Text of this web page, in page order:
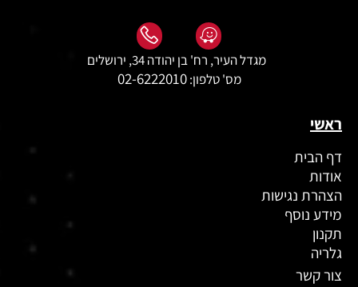
מגדל העיר, רח' בן יהודה 34, ירושלים
מס' טלפון:02-6222010
ראשי
דף הבית
אודות
הצהרת נגישות
מידע נוסף
תקנון
גלריה
צור קשר